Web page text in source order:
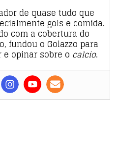
de quase tudo que
gols e comida.
com a cobertura do
fundou o Golazzo para
opinar sobre o calcio.